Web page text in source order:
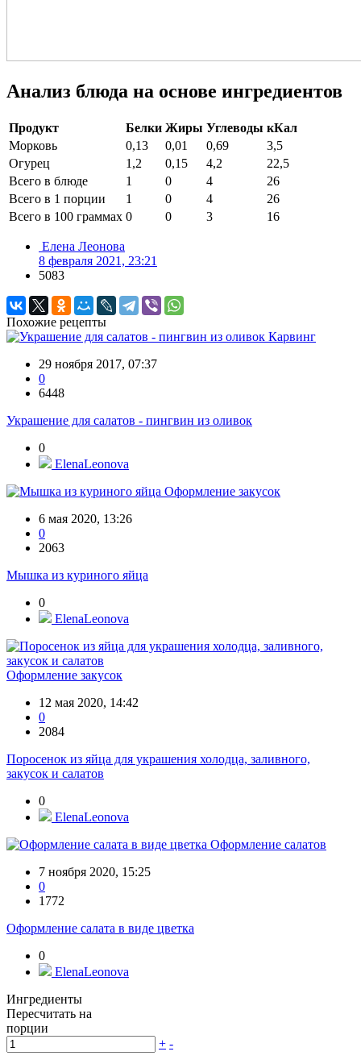
Анализ блюда на основе ингредиентов
Продукт Белки Жиры Углеводы кКал
Морковь
0,13 0,01 0,69
3,5
Огурец
1,2 0,15 4,2
22,5
Всего в блюде
1 0 4
26
Всего в 1 порции
1 0 4
26
Всего в 100 граммах 0 0 3 16
Елена Леонова
8 февраля 2021, 23:21
5083
Похожие рецепты
Карвинг
29 ноября 2017, 07:37
0
6448
Украшение для салатов - пингвин из оливок
0
ElenaLeonova
Оформление закусок
6 мая 2020, 13:26
0
2063
Мышка из куриного яйца
0
ElenaLeonova
Оформление закусок
12 мая 2020, 14:42
0
2084
Поросенок из яйца для украшения холодца, заливного,
закусок и салатов
0
ElenaLeonova
Оформление салатов
7 ноября 2020, 15:25
0
1772
Оформление салата в виде цветка
0
ElenaLeonova
Ингредиенты
Пересчитать на
порции
+ -